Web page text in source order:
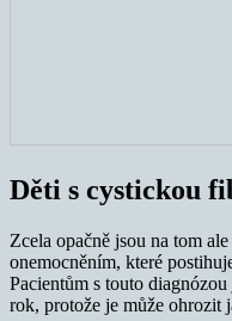
Děti s cystickou
Zcela opačně jsou na tom
onemocněním, které
Pacientům s touto
rok, protože je může ohrozit